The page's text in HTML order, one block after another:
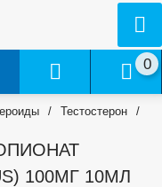
0
/ Тестостерон
/
100МГ 10МЛ